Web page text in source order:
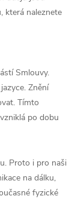
která naleznete
Smlouvy.
Znění
Tímto
po dobu
Proto i pro naši
na dálku,
fyzické